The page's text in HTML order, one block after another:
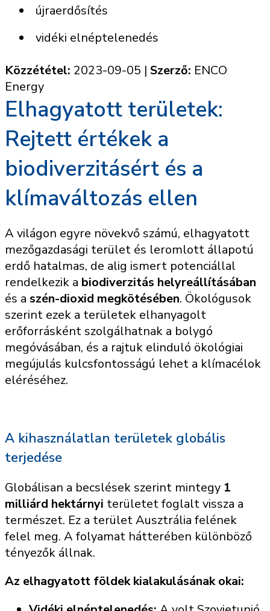
újraerdősítés
vidéki elnéptelenedés
Közzététel: 2023-09-05 | Szerző: ENCO
Energy
Elhagyatott területek:
Rejtett értékek a
biodiverzitásért és a
klímaváltozás ellen
A világon egyre növekvő számú, elhagyatott
mezőgazdasági terület és leromlott állapotú
erdő hatalmas, de alig ismert potenciállal
rendelkezik a biodiverzitás helyreállításában
és a szén-dioxid megkötésében. Ökológusok
szerint ezek a területek elhanyagolt
erőforrásként szolgálhatnak a bolygó
megóvásában, és a rajtuk elinduló ökológiai
megújulás kulcsfontosságú lehet a klímacélok
eléréséhez.
A kihasználatlan területek globális
terjedése
Globálisan a becslések szerint mintegy 1
milliárd hektárnyi területet foglalt vissza a
természet. Ez a terület Ausztrália felének
felel meg. A folyamat hátterében különböző
tényezők állnak.
Az elhagyatott földek kialakulásának okai: